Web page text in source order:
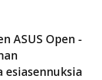
ASUS Open -